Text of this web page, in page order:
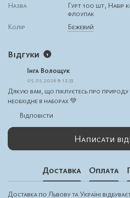
Назва
Гурт 100 шт, Набір
флоупак
Колір
Бежевий
Відгуки 1
Інга Волощук
05.05.2026 в 12:33
Дякую вам, що піклуєтесь про природу
необхідне в наборах 💚
Відповісти
Написати
Доставка Оплата
Доставка по Львову та Україні